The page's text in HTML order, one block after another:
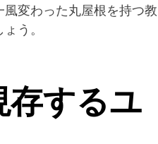
変わった丸屋根を持つ教
う。
存するユ